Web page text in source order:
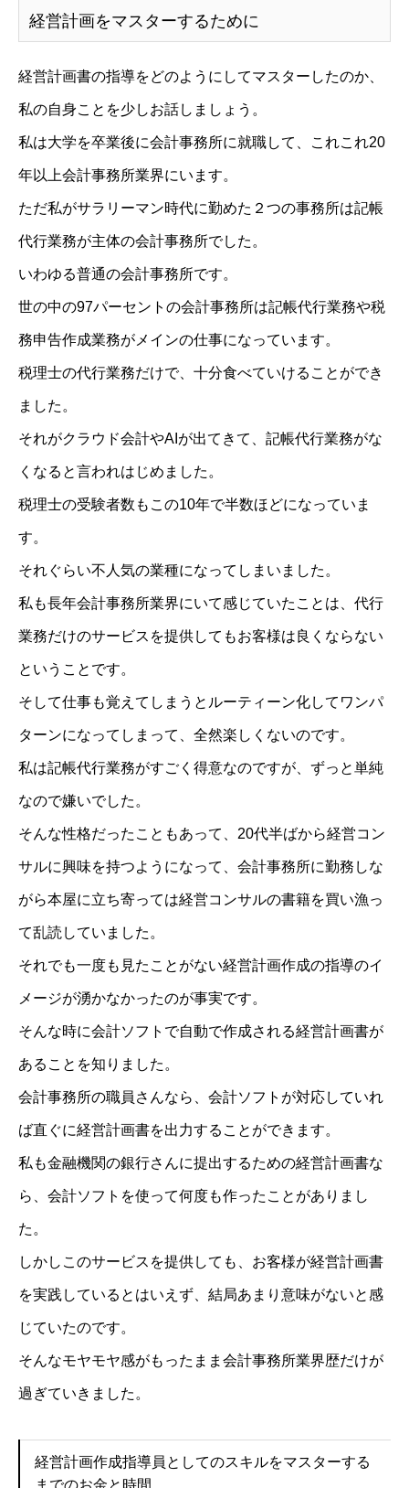
経営計画をマスターするために
経営計画書の指導をどのようにしてマスターしたのか、
私の自身ことを少しお話しましょう。
私は大学を卒業後に会計事務所に就職して、これこれ20
年以上会計事務所業界にいます。
ただ私がサラリーマン時代に勤めた２つの事務所は記帳
代行業務が主体の会計事務所でした。
いわゆる普通の会計事務所です。
世の中の97パーセントの会計事務所は記帳代行業務や税
務申告作成業務がメインの仕事になっています。
税理士の代行業務だけで、十分食べていけることができ
ました。
それがクラウド会計やAIが出てきて、記帳代行業務がな
くなると言われはじめました。
税理士の受験者数もこの10年で半数ほどになっていま
す。
それぐらい不人気の業種になってしまいました。
私も長年会計事務所業界にいて感じていたことは、代行
業務だけのサービスを提供してもお客様は良くならない
ということです。
そして仕事も覚えてしまうとルーティーン化してワンパ
ターンになってしまって、全然楽しくないのです。
私は記帳代行業務がすごく得意なのですが、ずっと単純
なので嫌いでした。
そんな性格だったこともあって、20代半ばから経営コン
サルに興味を持つようになって、会計事務所に勤務しな
がら本屋に立ち寄っては経営コンサルの書籍を買い漁っ
て乱読していました。
それでも一度も見たことがない経営計画作成の指導のイ
メージが湧かなかったのが事実です。
そんな時に会計ソフトで自動で作成される経営計画書が
あることを知りました。
会計事務所の職員さんなら、会計ソフトが対応していれ
ば直ぐに経営計画書を出力することができます。
私も金融機関の銀行さんに提出するための経営計画書な
ら、会計ソフトを使って何度も作ったことがありまし
た。
しかしこのサービスを提供しても、お客様が経営計画書
を実践しているとはいえず、結局あまり意味がないと感
じていたのです。
そんなモヤモヤ感がもったまま会計事務所業界歴だけが
過ぎていきました。
経営計画作成指導員としてのスキルをマスターする